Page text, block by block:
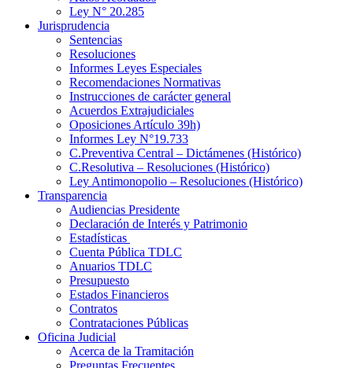
Ley N° 20.285
Jurisprudencia
Sentencias
Resoluciones
Informes Leyes Especiales
Recomendaciones Normativas
Instrucciones de carácter general
Acuerdos Extrajudiciales
Oposiciones Artículo 39h)
Informes Ley N°19.733
C.Preventiva Central – Dictámenes (Histórico)
C.Resolutiva – Resoluciones (Histórico)
Ley Antimonopolio – Resoluciones (Histórico)
Transparencia
Audiencias Presidente
Declaración de Interés y Patrimonio
Estadísticas
Cuenta Pública TDLC
Anuarios TDLC
Presupuesto
Estados Financieros
Contratos
Contrataciones Públicas
Oficina Judicial
Acerca de la Tramitación